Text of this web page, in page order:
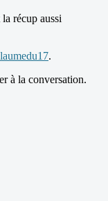
récup aussi
.
à la conversation.